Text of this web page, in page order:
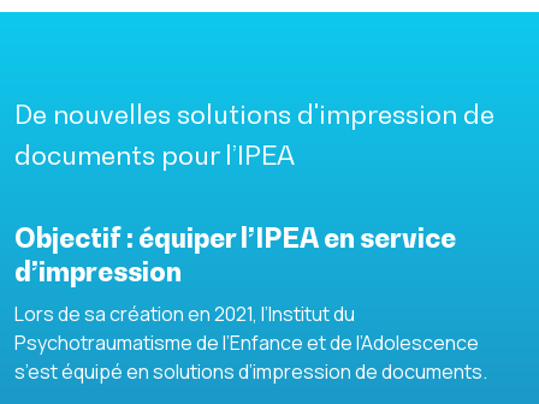
De nouvelles solutions d'impression de
documents pour l’IPEA
Objectif : équiper l’IPEA en service
d’impression
Lors de sa création en 2021, l’Institut du
Psychotraumatisme de l’Enfance et de l’Adolescence
s’est équipé en solutions d’impression de documents.